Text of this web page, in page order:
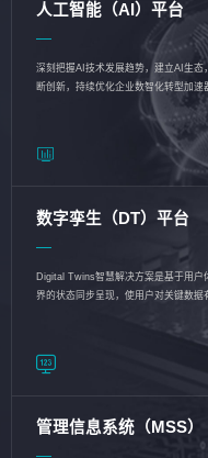
人工智能（AI）平台
深刻把握AI技术发展趋势，建立AI生
断创新，持续优化企业数智化转型加
数字孪生（DT）平台
Digital Twins智慧解决方案是基于用户
界的状态同步呈现，使用户对关键数据
管理信息系统（MSS）